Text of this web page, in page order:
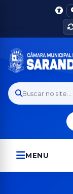
Buscar no site...
MENU